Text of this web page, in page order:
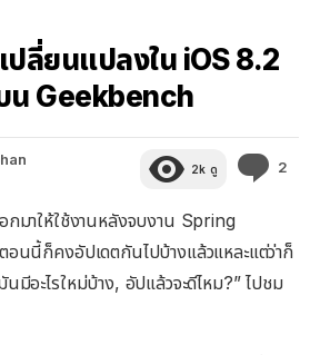
ปลี่ยนแปลงใน iOS 8.2
น Geekbench
2k ดู 2
มาให้ใช้งานหลังจบงาน Spring
นนี้ก็คงอัปเดตกันไปบ้างแล้วแหละแต่ว่าก็
มีอะไรใหม่บ้าง, อัปแล้วจะดีไหม?” ไปชม